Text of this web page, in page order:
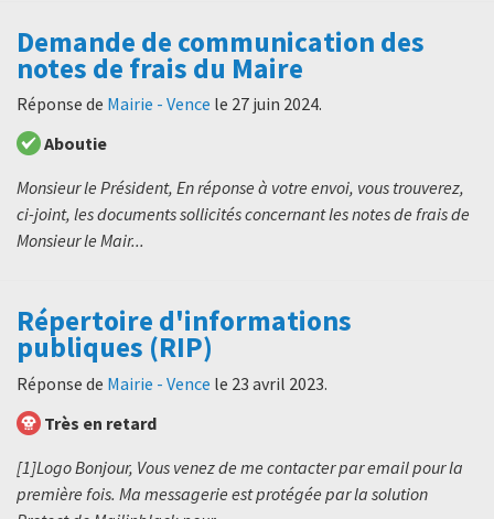
Demande de communication des
notes de frais du Maire
Réponse de Mairie - Vence le 27 juin 2024.
Aboutie
Monsieur le Président, En réponse à votre envoi, vous trouverez,
ci-joint, les documents sollicités concernant les notes de frais de
Monsieur le Mair...
Répertoire d'informations
publiques (RIP)
Réponse de Mairie - Vence le 23 avril 2023.
Très en retard
[1]Logo Bonjour, Vous venez de me contacter par email pour la
première fois. Ma messagerie est protégée par la solution